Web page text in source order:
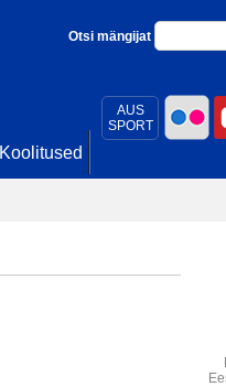
AUS
SPORT
Otsi mängijat
Koolitused